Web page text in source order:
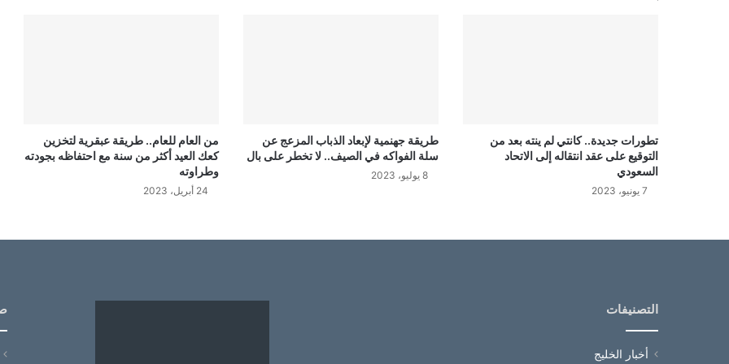
تطورات جديدة.. كانتي لم ينته بعد من
التوقيع على عقد انتقاله إلى الاتحاد
السعودي
7 يونيو، 2023
طريقة جهنمية لإبعاد الذباب المزعج عن
سلة الفواكه في الصيف.. لا تخطر على بال
8 يوليو، 2023
من العام للعام.. طريقة عبقرية لتخزين
كعك العيد أكثر من سنة مع احتفاظه بجودته
وطراوته
24 أبريل، 2023
التصنيفات
أخبار الخليج